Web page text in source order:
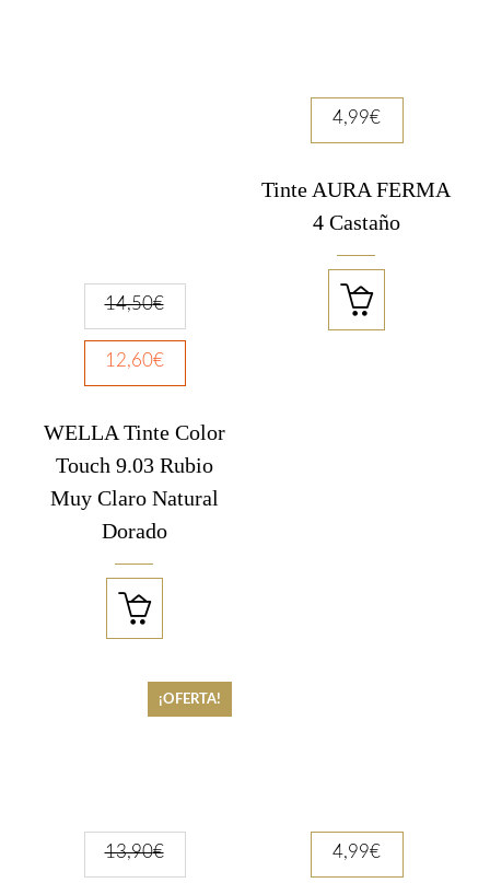
14,50€
12,60€
WELLA Tinte Color
Touch 9.03 Rubio
Muy Claro Natural
Dorado

4,99€
Tinte AURA FERMA
4 Castaño

¡OFERTA!
13,90€ 4,99€